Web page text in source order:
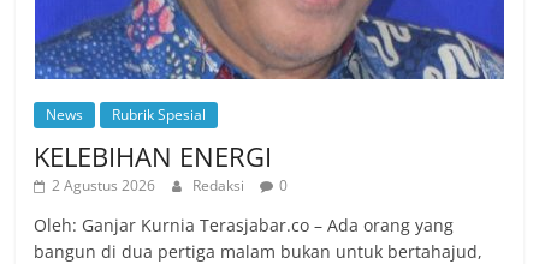
News Rubrik Spesial
KELEBIHAN ENERGI
2 Agustus 2026 Redaksi 0
Oleh: Ganjar Kurnia Terasjabar.co – Ada orang yang
bangun di dua pertiga malam bukan untuk bertahajud,